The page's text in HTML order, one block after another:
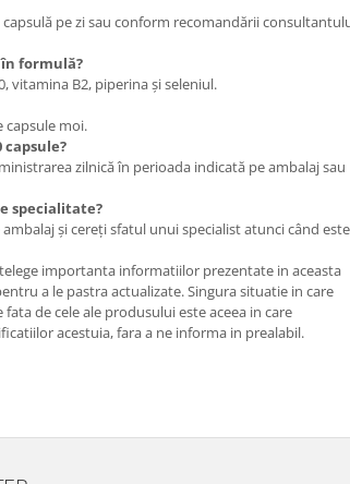
pe zi sau conform recomandării
formulă?
vitamina B2, piperina și seleniul.
capsule moi.
capsule?
zilnică în perioada indicată pe ambalaj sau
specialitate?
și cereți sfatul unui specialist atunci când este
importanta informatiilor prezentate in aceasta
a le pastra actualizate. Singura situatie in care
de cele ale produsului este aceea in care
acestuia, fara a ne informa in prealabil.